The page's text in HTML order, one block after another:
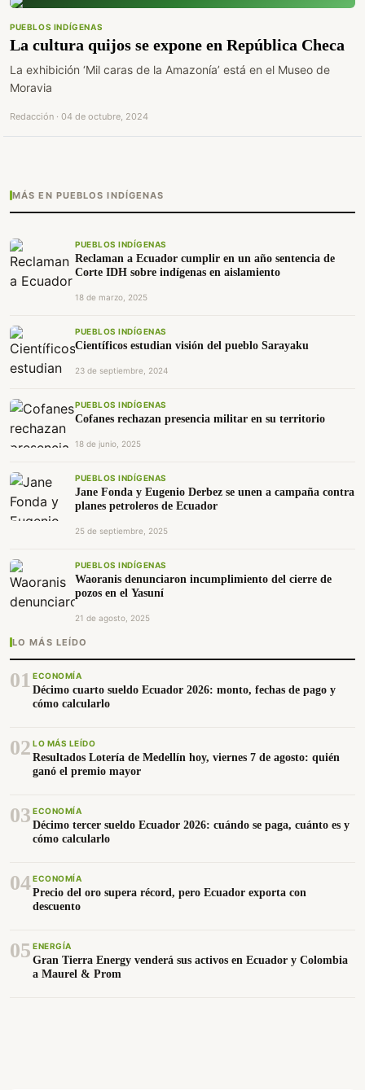
PUEBLOS INDÍGENAS
La cultura quijos se expone en República Checa
La exhibición ‘Mil caras de la Amazonía’ está en el Museo de
Moravia
Redacción · 04 de octubre, 2024
MÁS EN PUEBLOS INDÍGENAS
PUEBLOS INDÍGENAS
Reclaman a Ecuador cumplir en un año sentencia de
Corte IDH sobre indígenas en aislamiento
18 de marzo, 2025
PUEBLOS INDÍGENAS
Científicos estudian visión del pueblo Sarayaku
23 de septiembre, 2024
PUEBLOS INDÍGENAS
Cofanes rechazan presencia militar en su territorio
18 de junio, 2025
PUEBLOS INDÍGENAS
Jane Fonda y Eugenio Derbez se unen a campaña contra
planes petroleros de Ecuador
25 de septiembre, 2025
PUEBLOS INDÍGENAS
Waoranis denunciaron incumplimiento del cierre de
pozos en el Yasuní
21 de agosto, 2025
LO MÁS LEÍDO
01 ECONOMÍA
Décimo cuarto sueldo Ecuador 2026: monto, fechas de pago y
cómo calcularlo
02 LO MÁS LEÍDO
Resultados Lotería de Medellín hoy, viernes 7 de agosto: quién
ganó el premio mayor
03 ECONOMÍA
Décimo tercer sueldo Ecuador 2026: cuándo se paga, cuánto es y
cómo calcularlo
04ECONOMÍA
Precio del oro supera récord, pero Ecuador exporta con
descuento
05 ENERGÍA
Gran Tierra Energy venderá sus activos en Ecuador y Colombia
a Maurel & Prom